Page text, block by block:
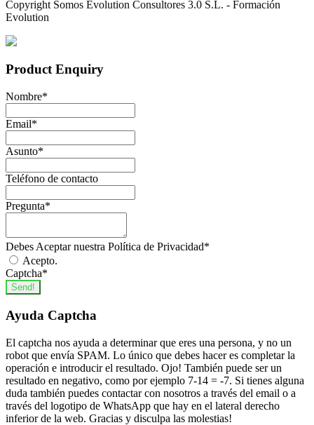
Copyright Somos Evolution Consultores 3.0 S.L. - Formación
Evolution
Product Enquiry
Nombre*
Email*
Asunto*
Teléfono de contacto
Pregunta*
Debes Aceptar nuestra Política de Privacidad*
Acepto.
Captcha*
Send!
Ayuda Captcha
El captcha nos ayuda a determinar que eres una persona, y no un
robot que envía SPAM. Lo único que debes hacer es completar la
operación e introducir el resultado. Ojo! También puede ser un
resultado en negativo, como por ejemplo 7-14 = -7. Si tienes alguna
duda también puedes contactar con nosotros a través del email o a
través del logotipo de WhatsApp que hay en el lateral derecho
inferior de la web. Gracias y disculpa las molestias!